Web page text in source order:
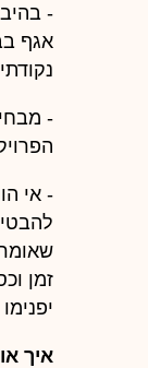
אגף
-
- אי
זמן
איך